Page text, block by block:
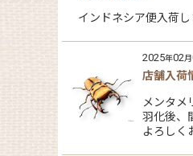
インドネシア便入荷
2025年02月
店舗入荷
メンタメ
羽化後、
よろしく